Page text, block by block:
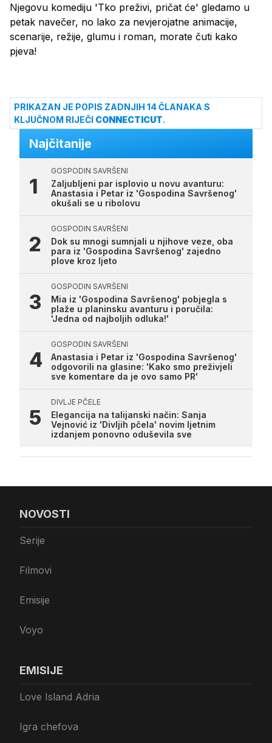
Njegovu komediju 'Tko preživi, pričat će' gledamo u
petak navečer, no lako za nevjerojatne animacije,
scenarije, režije, glumu i roman, morate čuti kako
pjeva!
PRIKAZAN JE POPIS ZADNJIH 14 ČLANAKA S
KLJUČNOM RIJEČI CONNECTICUT.
Najčitanije
GOSPODIN SAVRŠENI
Zaljubljeni par isplovio u novu avanturu:
Anastasia i Petar iz 'Gospodina Savršenog'
okušali se u ribolovu
GOSPODIN SAVRŠENI
Dok su mnogi sumnjali u njihove veze, oba
para iz 'Gospodina Savršenog' zajedno
plove kroz ljeto
GOSPODIN SAVRŠENI
Mia iz 'Gospodina Savršenog' pobjegla s
plaže u planinsku avanturu i poručila:
'Jedna od najboljih odluka!'
GOSPODIN SAVRŠENI
Anastasia i Petar iz 'Gospodina Savršenog'
odgovorili na glasine: 'Kako smo preživjeli
sve komentare da je ovo samo PR'
DIVLJE PČELE
Elegancija na talijanski način: Sanja
Vejnović iz 'Divljih pčela' novim ljetnim
izdanjem ponovno oduševila sve
NOVOSTI
Serije
Filmovi
Emisije
Voyo
EMISIJE
Love Island Adria
Igra chefova